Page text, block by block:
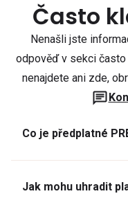
Často
Nenašli jste
odpověď v sekci
nenajdete ani zde,
Co je předplatné
Jak mohu uhradit